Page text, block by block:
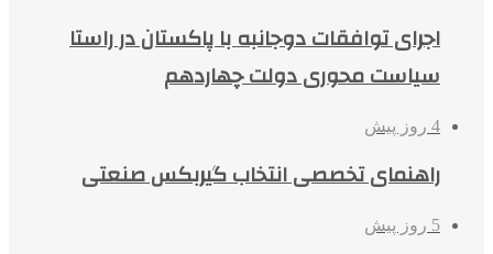
اجرای توافقات دوجانبه با پاکستان در راستا
سیاست محوری دولت چهاردهم
4 روز پیش
راهنمای تخصصی انتخاب گیربکس صنعتی
5 روز پیش